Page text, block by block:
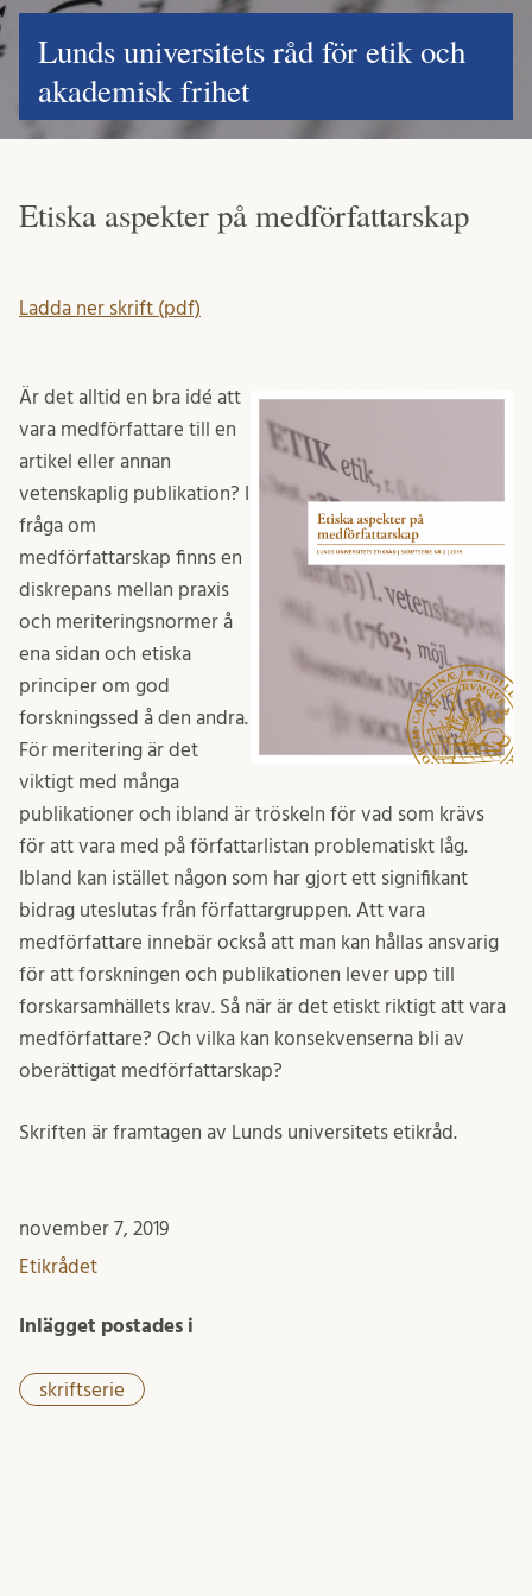
Lunds universitets råd för etik och
akademisk frihet
Etiska aspekter på medförfattarskap
Ladda ner skrift (pdf)
Är det alltid en bra idé att
vara medförfattare till en
artikel eller annan
vetenskaplig publikation? I
fråga om
medförfattarskap finns en
diskrepans mellan praxis
och meriterings­normer å
ena sidan och etiska
principer om god
forskningssed å den andra.
För meritering är det
viktigt med många
publikationer och ibland är tröskeln för vad som krävs
för att vara med på författarlistan problematiskt låg.
Ibland kan istället någon som har gjort ett signifikant
bidrag uteslutas från författargruppen. Att vara
medförfattare innebär också att man kan hållas ansvarig
för att forskningen och publikationen lever upp till
forskarsamhällets krav. Så när är det etiskt riktigt att vara
medförfattare? Och vilka kan konsekvenserna bli av
oberättigat medförfattarskap?
Skriften är framtagen av Lunds universitets etikråd.
november 7, 2019
Etikrådet
Inlägget postades i
skriftserie